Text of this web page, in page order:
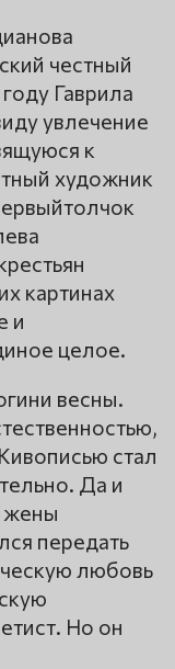
честный
Гаврила
увлечение
к
художник
картинах
и
целое.
весны.
стал
Да и
жены
передать
любовь
Но он